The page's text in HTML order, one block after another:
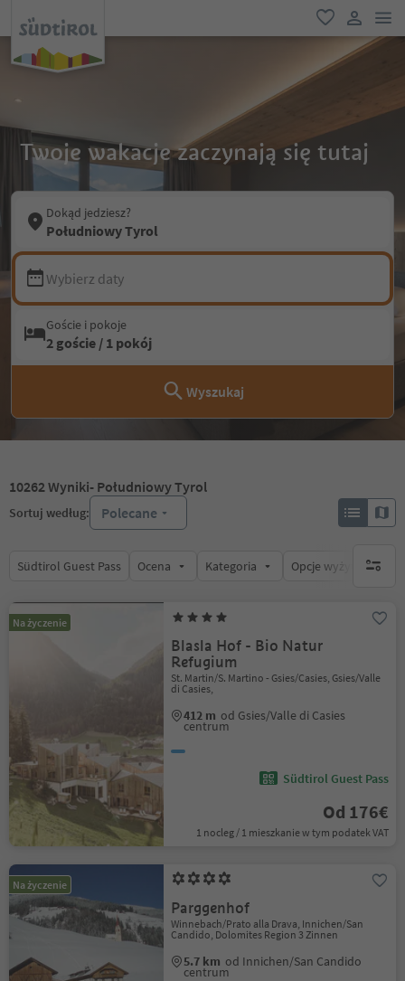
ulubione
link
Twoje wakacje zaczynają się tutaj
Dokąd jedziesz?
Południowy Tyrol
Wybierz daty
Goście i pokoje
2 goście / 1 pokój
Wyszukaj
10262Wyniki- Południowy Tyrol
Sortuj według: Polecane
Südtirol Guest Pass Ocena Kategoria Opcje wyżywieniabrak
Na życzenie
Blasla Hof - Bio Natur
Refugium
St. Martin/S. Martino - Gsies/Casies, Gsies/Valle
di Casies,
412 m od Gsies/Valle di Casies
centrum
Südtirol Guest Pass
Od 176€
1 nocleg / 1 mieszkanie w tym podatek VAT
Na życzenie
Parggenhof
Winnebach/Prato alla Drava, Innichen/San
Candido, Dolomites Region 3 Zinnen
5.7 km od Innichen/San Candido
centrum